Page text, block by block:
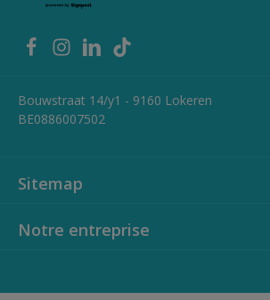
Bouwstraat 14/y1 - 9160 Lokeren
BE0886007502
Sitemap
Notre entreprise